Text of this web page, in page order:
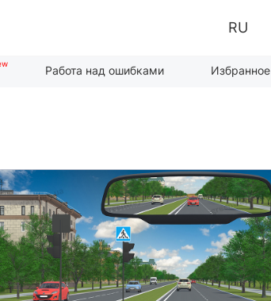
RU
Работа над ошибками Избранное